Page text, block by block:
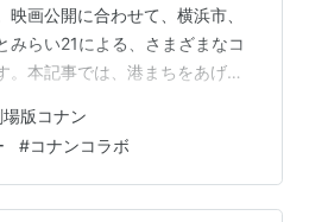
画公開に合わせて、横浜市、
みらい21による、さまざまなコ
。本記事では、港まちをあげた
イの堕天使』×横浜市コラボ
） 📋 目次 劇場版『名探偵コナ
とは 2026年春、横浜に大きな
ら変わらない場所と、新しく生
場版コナン
#コナンコラボ